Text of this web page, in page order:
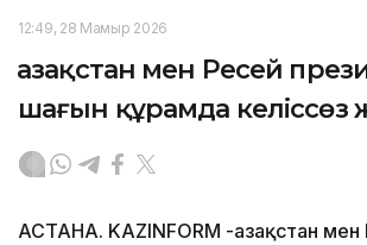
12:49, 28 Мамыр 2026
Қазақстан мен Ресей
шағын құрамда келіссөз
АСТАНА. KAZINFORM -Қазақстан мен